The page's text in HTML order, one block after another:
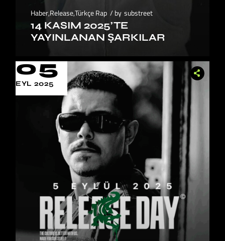
Haber,Release,Türkçe Rap by substreet
14 KASIM 2025’TE
YAYINLANAN ŞARKILAR
05
EYL 2025